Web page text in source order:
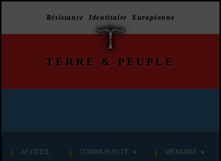
Résistance Identitaire Européenne
TERRE & PEUPLE
ACCUEIL COMMUNAUTÉ MÉMOIRE